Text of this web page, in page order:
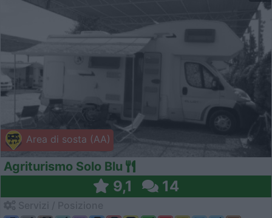
Area di sosta (AA)
Agriturismo Solo Blu
9,1 14